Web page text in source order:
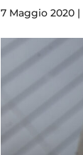
7 Maggio 2020 |